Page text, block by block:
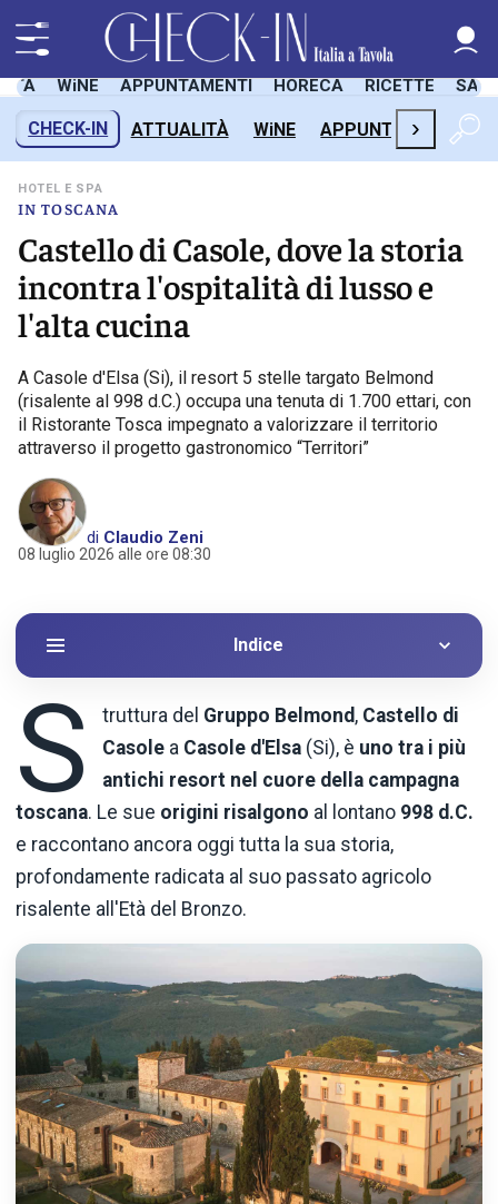
WiNE APPUNTAMENTI HORECA RICETTE
CHECK-IN ATTUALITÀ WiNE APPUNTAMENTI
›
IN TOSCANA
HOTEL E SPA
Castello di Casole, dove la storia
incontra l'ospitalità di lusso e
l'alta cucina
A Casole d'Elsa (Si), il resort 5 stelle targato Belmond
(risalente al 998 d.C.) occupa una tenuta di 1.700 ettari, con
il Ristorante Tosca impegnato a valorizzare il territorio
attraverso il progetto gastronomico “Territori”
di Claudio Zeni
08 luglio 2026 alle ore 08:30
Indice
S truttura del Gruppo Belmond , Castello di
Casole a Casole d'Elsa (Si), è uno tra i più
antichi resort nel cuore della campagna
toscana. Le sue origini risalgono al lontano 998 d.C.
e raccontano ancora oggi tutta la sua storia,
profondamente radicata al suo passato agricolo
risalente all'Età del Bronzo.